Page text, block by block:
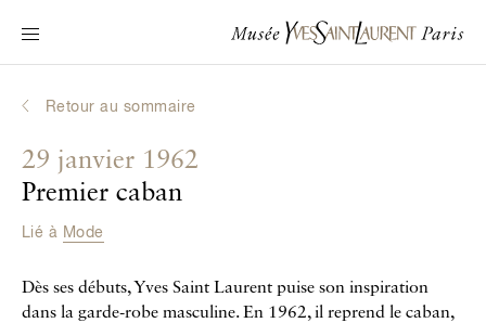
Navigation principale
Venir au musée
Biographies interactives
La Collection
Le Musée
Retour au sommaire
29 janvier 1962
Premier caban
Lié à Mode
Dès ses débuts, Yves Saint Laurent puise son inspiration
dans la garde-robe masculine. En 1962, il reprend le caban,